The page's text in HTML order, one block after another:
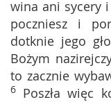
wina ani sycery
poczniesz i
dotknie jego
Bożym
to zacznie
6 Poszła więc